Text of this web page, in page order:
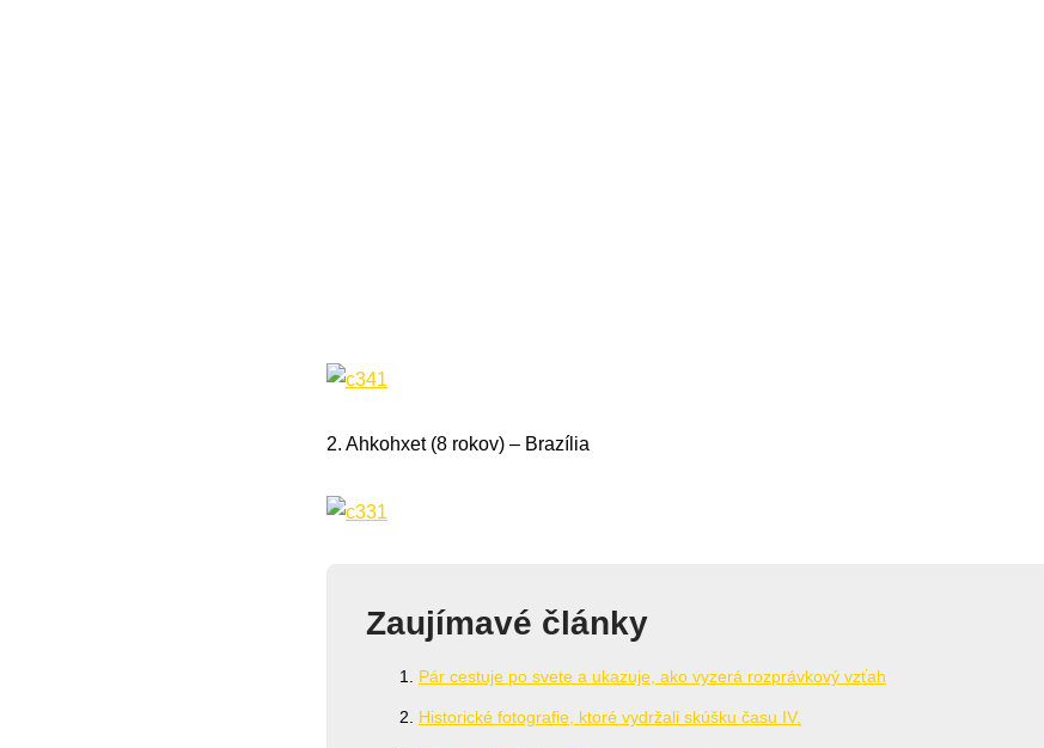
2. Ahkohxet (8 rokov) – Brazília
Zaujímavé články
Pár cestuje po svete a ukazuje, ako vyzerá rozprávkový vzťah
Historické fotografie, ktoré vydržali skúšku času IV.